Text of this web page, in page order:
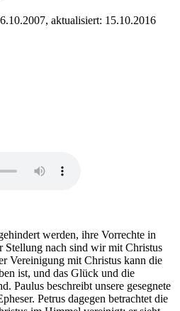
aktualisiert: 15.10.2016
werden, ihre Vorrechte in
Stellung nach sind wir mit Christus
Vereinigung mit Christus kann die
ist, und das Glück und die
Paulus beschreibt unsere gesegnete
Petrus dagegen betrachtet die